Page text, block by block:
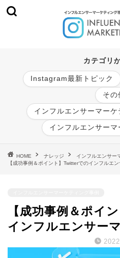
カテゴリ
Instagram最新トピック
その
インフルエンサーマー
インフルエンサーマ
HOME ナレッジ
インフルエンサー
【成功事例＆ポイント】Twitterでのインフルエ
【成功事例＆ポイ
インフルエンサー